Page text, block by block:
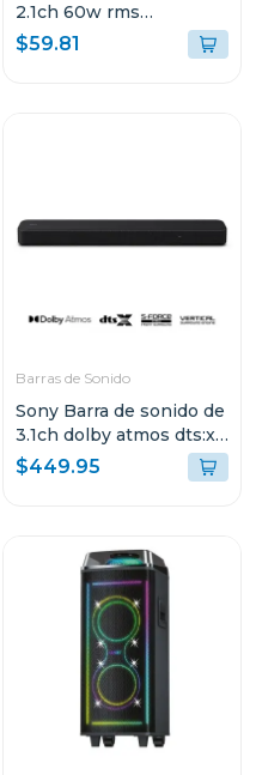
2.1ch 60w rms
bluetooth hmt62
$59.81
Barras de Sonido
Sony Barra de sonido de
3.1ch dolby atmos dts:x
s2000
$449.95